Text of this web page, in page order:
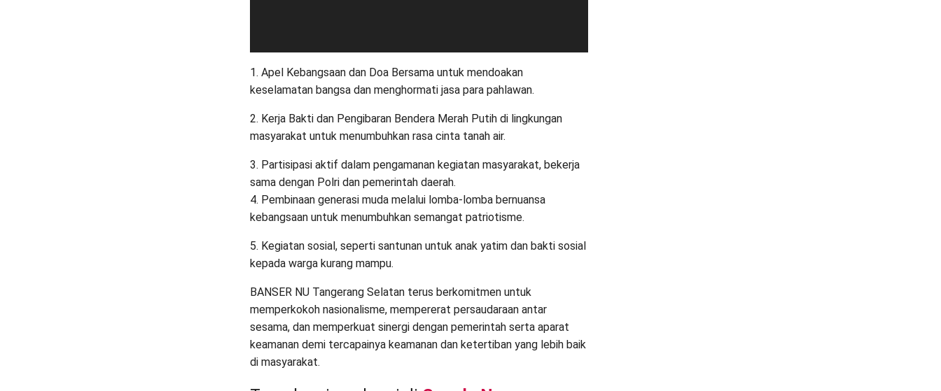
1. Apel Kebangsaan dan Doa Bersama untuk mendoakan
keselamatan bangsa dan menghormati jasa para pahlawan.
2. Kerja Bakti dan Pengibaran Bendera Merah Putih di lingkungan
masyarakat untuk menumbuhkan rasa cinta tanah air.
3. Partisipasi aktif dalam pengamanan kegiatan masyarakat, bekerja
sama dengan Polri dan pemerintah daerah.
4. Pembinaan generasi muda melalui lomba-lomba bernuansa
kebangsaan untuk menumbuhkan semangat patriotisme.
5. Kegiatan sosial, seperti santunan untuk anak yatim dan bakti sosial
kepada warga kurang mampu.
BANSER NU Tangerang Selatan terus berkomitmen untuk
memperkokoh nasionalisme, mempererat persaudaraan antar
sesama, dan memperkuat sinergi dengan pemerintah serta aparat
keamanan demi tercapainya keamanan dan ketertiban yang lebih baik
di masyarakat.